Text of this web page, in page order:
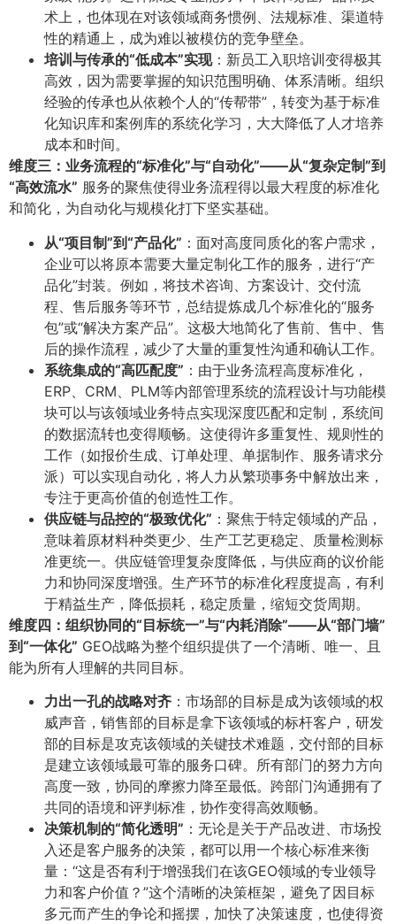
术上，也体现在对该领域商务惯例、法规标准、渠道特
性的精通上，成为难以被模仿的竞争壁垒。
培训与传承的“低成本”实现​：新员工入职培训变得极其
高效，因为需要掌握的知识范围明确、体系清晰。组织
经验的传承也从依赖个人的“传帮带”，转变为基于标准
化知识库和案例库的系统化学习，大大降低了人才培养
成本和时间。
维度三：业务流程的“标准化”与“自动化”——从“复杂定制”到
“高效流水”​ 服务的聚焦使得业务流程得以最大程度的标准化
和简化，为自动化与规模化打下坚实基础。
从“项目制”到“产品化”​ ​：面对高度同质化的客户需求，
企业可以将原本需要大量定制化工作的服务，进行“产
品化”封装。例如，将技术咨询、方案设计、交付流
程、售后服务等环节，总结提炼成几个标准化的“服务
包”或“解决方案产品”。这极大地简化了售前、售中、售
后的操作流程，减少了大量的重复性沟通和确认工作。
系统集成的“高匹配度”​ ​：由于业务流程高度标准化，
ERP、CRM、PLM等内部管理系统的流程设计与功能模
块可以与该领域业务特点实现深度匹配和定制，系统间
的数据流转也变得顺畅。这使得许多重复性、规则性的
工作（如报价生成、订单处理、单据制作、服务请求分
派）可以实现自动化，将人力从繁琐事务中解放出来，
专注于更高价值的创造性工作。
供应链与品控的“极致优化”​ ​：聚焦于特定领域的产品，
意味着原材料种类更少、生产工艺更稳定、质量检测标
准更统一。供应链管理复杂度降低，与供应商的议价能
力和协同深度增强。生产环节的标准化程度提高，有利
于精益生产，降低损耗，稳定质量，缩短交货周期。
维度四：组织协同的“目标统一”与“内耗消除”——从“部门墙”
到“一体化”​ GEO战略为整个组织提供了一个清晰、唯一、且
能为所有人理解的共同目标。
力出一孔的战略对齐 ​：市场部的目标是成为该领域的权
威声音，销售部的目标是拿下该领域的标杆客户，研发
部的目标是攻克该领域的关键技术难题，交付部的目标
是建立该领域最可靠的服务口碑。所有部门的努力方向
高度一致，协同的摩擦力降至最低。跨部门沟通拥有了
共同的语境和评判标准，协作变得高效顺畅。
决策机制的“简化透明”​ ​：无论是关于产品改进、市场投
入还是客户服务的决策，都可以用一个核心标准来衡
量：“这是否有利于增强我们在该GEO领域的专业领导
力和客户价值？”这个清晰的决策框架，避免了因目标
多元而产生的争论和摇摆，加快了决策速度，也使得资